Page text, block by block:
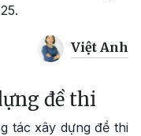
Việt Anh
đề thi
tác xây dựng đề thi